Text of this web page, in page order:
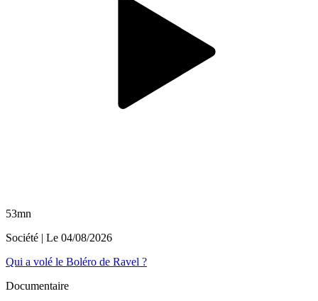
53mn
Société | Le 04/08/2026
Qui a volé le Boléro de Ravel ?
Documentaire